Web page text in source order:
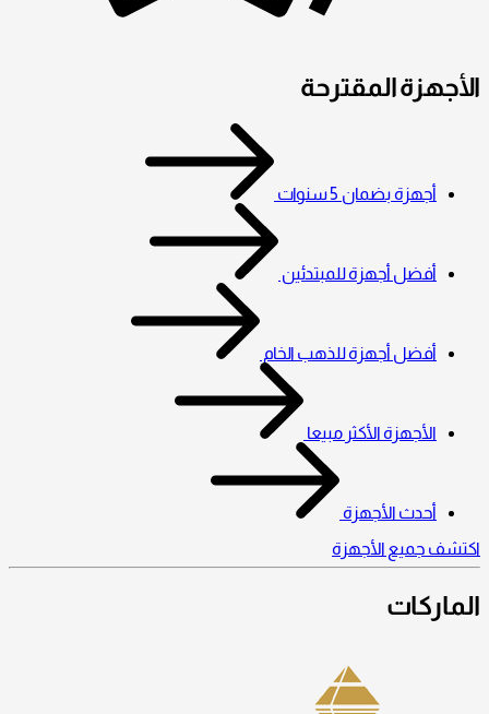
الأجهزة المقترحة
أجهزة بضمان 5 سنوات
أفضل أجهزة للمبتدئين
أفضل أجهزة للذهب الخام
الأجهزة الأكثر مبيعا
أحدث الأجهزة
اكتشف جميع الأجهزة
الماركات